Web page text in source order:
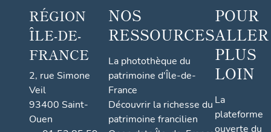
RÉGION
ÎLE-DE-
FRANCE
2, rue Simone
Veil
93400 Saint-
Ouen
NOS
RESSOURCES
La photothèque du
patrimoine d'Île-de-
France
Découvrir la richesse du
patrimoine francilien
POUR
ALLER
PLUS
LOIN
La
plateforme
ouverte du